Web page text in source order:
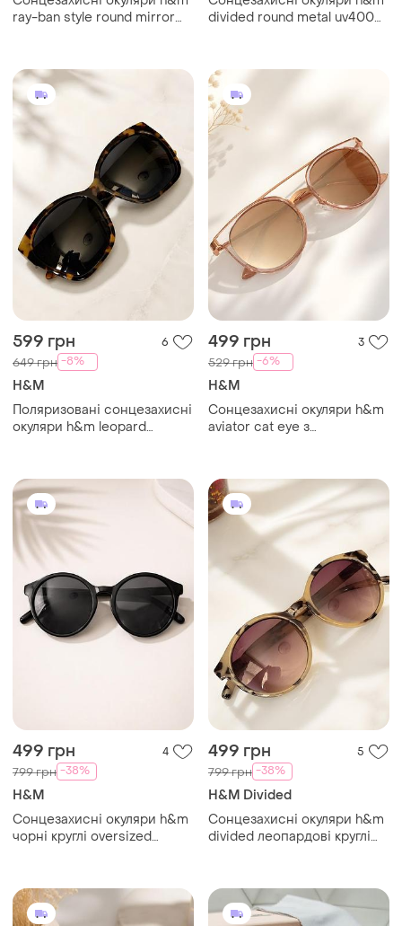
ray-ban style round mirror
divided round metal uv400
599 грн 6
649 грн -8%
H&M
Поляризовані сонцезахисні
окуляри h&m leopard
499 грн 3
529 грн -6%
H&M
Сонцезахисні окуляри h&m
aviator cat eye з
499 грн 4
799 грн -38%
H&M
Сонцезахисні окуляри h&m
чорні круглі oversized
499 грн 5
799 грн -38%
H&M Divided
Сонцезахисні окуляри h&m
divided леопардові круглі